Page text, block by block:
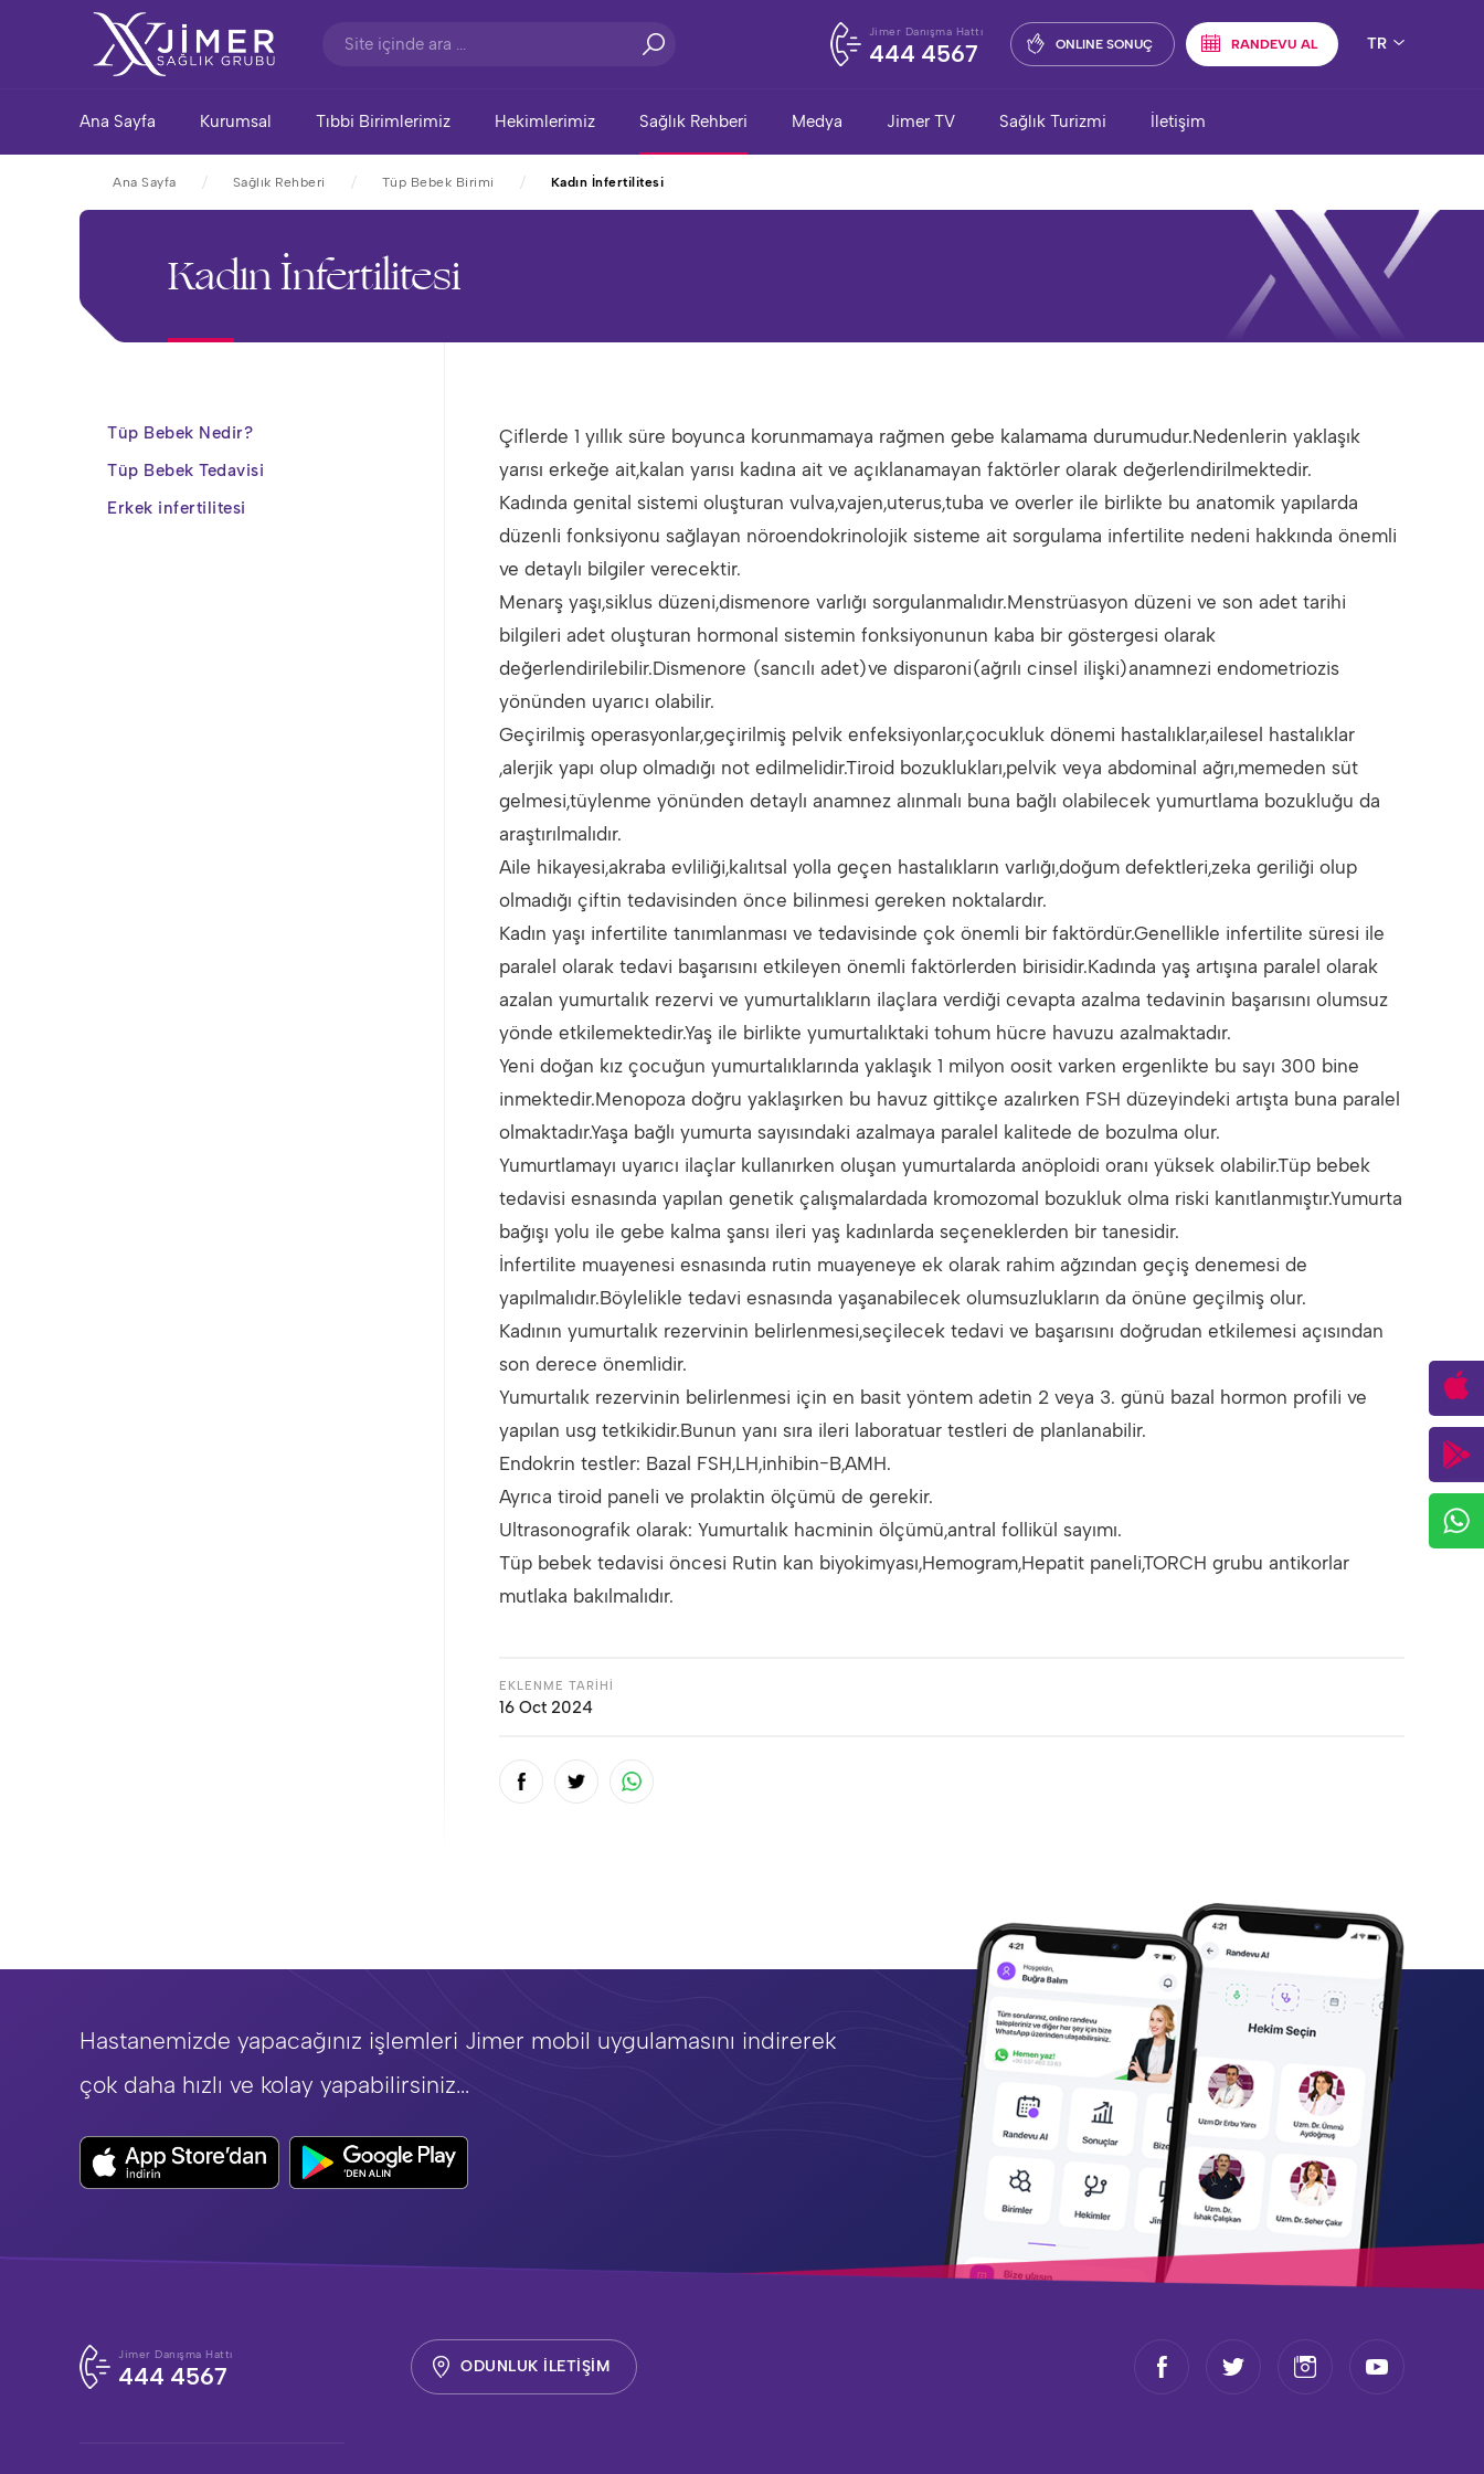
TR
RANDEVU AL
ONLINE SONUÇ
Jimer Danışma Hattı
444 4567
Ana Sayfa Kurumsal Tıbbi Birimlerimiz Hekimlerimiz Sağlık Rehberi Medya Jimer TV Sağlık Turizmi İletişim
Ana Sayfa Sağlık Rehberi Tüp Bebek Birimi Kadın İnfertilitesi
Kadın İnfertilitesi
Tüp Bebek Nedir?
Tüp Bebek Tedavisi
Erkek infertilitesi
Çiflerde 1 yıllık süre boyunca korunmamaya rağmen gebe kalamama durumudur.Nedenlerin yaklaşık
yarısı erkeğe ait,kalan yarısı kadına ait ve açıklanamayan faktörler olarak değerlendirilmektedir.
Kadında genital sistemi oluşturan vulva,vajen,uterus,tuba ve overler ile birlikte bu anatomik yapılarda
düzenli fonksiyonu sağlayan nöroendokrinolojik sisteme ait sorgulama infertilite nedeni hakkında önemli
ve detaylı bilgiler verecektir.
Menarş yaşı,siklus düzeni,dismenore varlığı sorgulanmalıdır.Menstrüasyon düzeni ve son adet tarihi
bilgileri adet oluşturan hormonal sistemin fonksiyonunun kaba bir göstergesi olarak
değerlendirilebilir.Dismenore (sancılı adet)ve disparoni(ağrılı cinsel ilişki)anamnezi endometriozis
yönünden uyarıcı olabilir.
Geçirilmiş operasyonlar,geçirilmiş pelvik enfeksiyonlar,çocukluk dönemi hastalıklar,ailesel hastalıklar
,alerjik yapı olup olmadığı not edilmelidir.Tiroid bozuklukları,pelvik veya abdominal ağrı,memeden süt
gelmesi,tüylenme yönünden detaylı anamnez alınmalı buna bağlı olabilecek yumurtlama bozukluğu da
araştırılmalıdır.
Aile hikayesi,akraba evliliği,kalıtsal yolla geçen hastalıkların varlığı,doğum defektleri,zeka geriliği olup
olmadığı çiftin tedavisinden önce bilinmesi gereken noktalardır.
Kadın yaşı infertilite tanımlanması ve tedavisinde çok önemli bir faktördür.Genellikle infertilite süresi ile
paralel olarak tedavi başarısını etkileyen önemli faktörlerden birisidir.Kadında yaş artışına paralel olarak
azalan yumurtalık rezervi ve yumurtalıkların ilaçlara verdiği cevapta azalma tedavinin başarısını olumsuz
yönde etkilemektedir.Yaş ile birlikte yumurtalıktaki tohum hücre havuzu azalmaktadır.
Yeni doğan kız çocuğun yumurtalıklarında yaklaşık 1 milyon oosit varken ergenlikte bu sayı 300 bine
inmektedir.Menopoza doğru yaklaşırken bu havuz gittikçe azalırken FSH düzeyindeki artışta buna paralel
olmaktadır.Yaşa bağlı yumurta sayısındaki azalmaya paralel kalitede de bozulma olur.
Yumurtlamayı uyarıcı ilaçlar kullanırken oluşan yumurtalarda anöploidi oranı yüksek olabilir.Tüp bebek
tedavisi esnasında yapılan genetik çalışmalardada kromozomal bozukluk olma riski kanıtlanmıştır.Yumurta
bağışı yolu ile gebe kalma şansı ileri yaş kadınlarda seçeneklerden bir tanesidir.
İnfertilite muayenesi esnasında rutin muayeneye ek olarak rahim ağzından geçiş denemesi de
yapılmalıdır.Böylelikle tedavi esnasında yaşanabilecek olumsuzlukların da önüne geçilmiş olur.
Kadının yumurtalık rezervinin belirlenmesi,seçilecek tedavi ve başarısını doğrudan etkilemesi açısından
son derece önemlidir.
Yumurtalık rezervinin belirlenmesi için en basit yöntem adetin 2 veya 3. günü bazal hormon profili ve
yapılan usg tetkikidir.Bunun yanı sıra ileri laboratuar testleri de planlanabilir.
Endokrin testler: Bazal FSH,LH,inhibin-B,AMH.
Ayrıca tiroid paneli ve prolaktin ölçümü de gerekir.
Ultrasonografik olarak: Yumurtalık hacminin ölçümü,antral follikül sayımı.
Tüp bebek tedavisi öncesi Rutin kan biyokimyası,Hemogram,Hepatit paneli,TORCH grubu antikorlar
mutlaka bakılmalıdır.
EKLENME TARİHİ
16 Oct 2024
Hastanemizde yapacağınız işlemleri Jimer mobil uygulamasını indirerek
çok daha hızlı ve kolay yapabilirsiniz...
Jimer Danışma Hattı
444 4567 ODUNLUK İLETİŞİM